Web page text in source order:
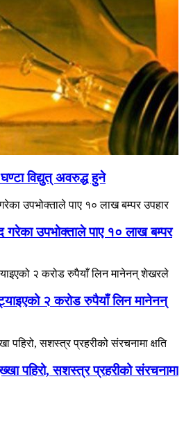
विद्युत् अवरुद्ध हुने
उपभोक्ताले पाए १० लाख बम्पर
२ करोड रुपैयाँ लिन मानेनन्
पहिरो, सशस्त्र प्रहरीको संरचनामा